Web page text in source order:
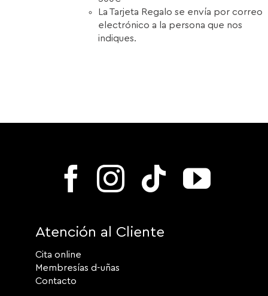
La Tarjeta Regalo se envía por correo
electrónico a la persona que nos
indiques.
Atención al Cliente
Cita online
Membresías d-uñas
Contacto